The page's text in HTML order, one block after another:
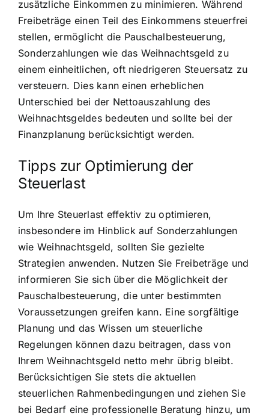
zusätzliche Einkommen zu minimieren. Während
Freibeträge einen Teil des Einkommens steuerfrei
stellen, ermöglicht die Pauschalbesteuerung,
Sonderzahlungen wie das Weihnachtsgeld zu
einem einheitlichen, oft niedrigeren Steuersatz zu
versteuern. Dies kann einen erheblichen
Unterschied bei der Nettoauszahlung des
Weihnachtsgeldes bedeuten und sollte bei der
Finanzplanung berücksichtigt werden.
Tipps zur Optimierung der
Steuerlast
Um Ihre Steuerlast effektiv zu optimieren,
insbesondere im Hinblick auf Sonderzahlungen
wie Weihnachtsgeld, sollten Sie gezielte
Strategien anwenden. Nutzen Sie Freibeträge und
informieren Sie sich über die Möglichkeit der
Pauschalbesteuerung, die unter bestimmten
Voraussetzungen greifen kann. Eine sorgfältige
Planung und das Wissen um steuerliche
Regelungen können dazu beitragen, dass von
Ihrem Weihnachtsgeld netto mehr übrig bleibt.
Berücksichtigen Sie stets die aktuellen
steuerlichen Rahmenbedingungen und ziehen Sie
bei Bedarf eine professionelle Beratung hinzu, um